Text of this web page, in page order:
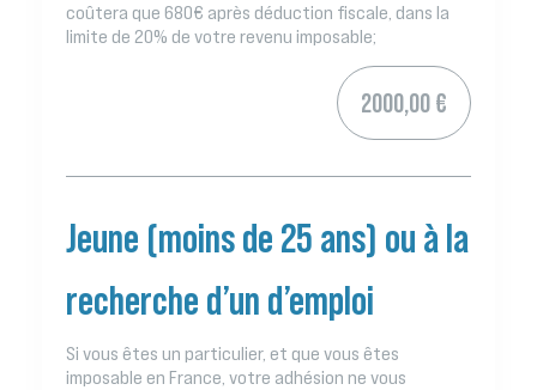
coûtera que 680€ après déduction fiscale, dans la
limite de 20% de votre revenu imposable;
2000,00 €
Jeune (moins de 25 ans) ou à la
recherche d’un d’emploi
Si vous êtes un particulier, et que vous êtes
imposable en France, votre adhésion ne vous